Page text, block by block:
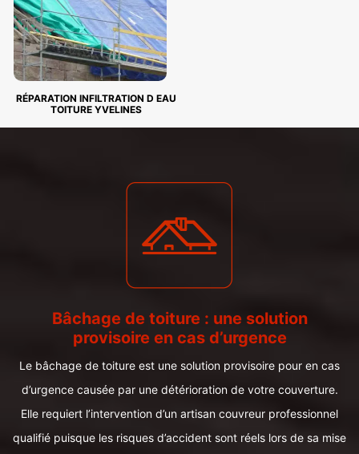
RÉPARATION INFILTRATION D EAU
TOITURE YVELINES
Bâchage de toiture : une solution
provisoire en cas d’urgence
Le bâchage de toiture est une solution provisoire pour en cas
d’urgence causée par une détérioration de votre couverture.
Elle requiert l’intervention d’un artisan couvreur professionnel
qualifié puisque les risques d’accident sont réels lors de sa mise